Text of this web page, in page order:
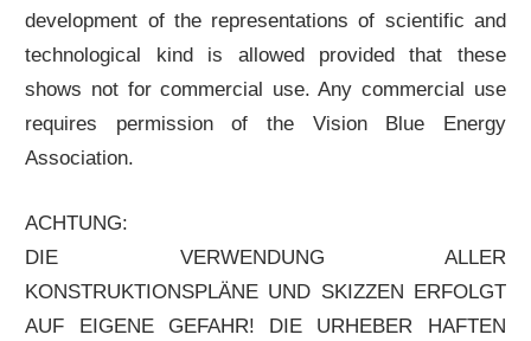
development of the representations of scientific and
technological kind is allowed provided that these
shows not for commercial use. Any commercial use
requires permission of the Vision Blue Energy
Association.
ACHTUNG:
DIE VERWENDUNG ALLER
KONSTRUKTIONSPLÄNE UND SKIZZEN ERFOLGT
AUF EIGENE GEFAHR! DIE URHEBER HAFTEN